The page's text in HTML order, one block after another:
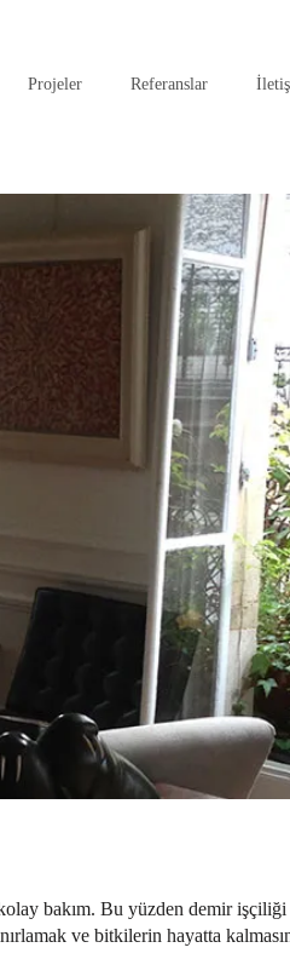
Projeler Referanslar
bakım. Bu yüzden demir işçiliği
ve bitkilerin hayatta